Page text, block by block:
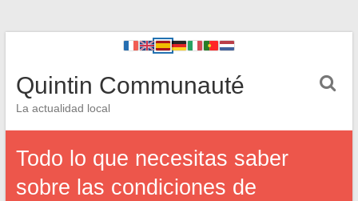
Quintin Communauté
La actualidad local
Todo lo que necesitas saber
sobre las condiciones de